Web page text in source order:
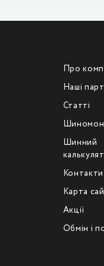
Про
Наші
Статті
Шинний
Контакти
Карта
Акції
Обмін і